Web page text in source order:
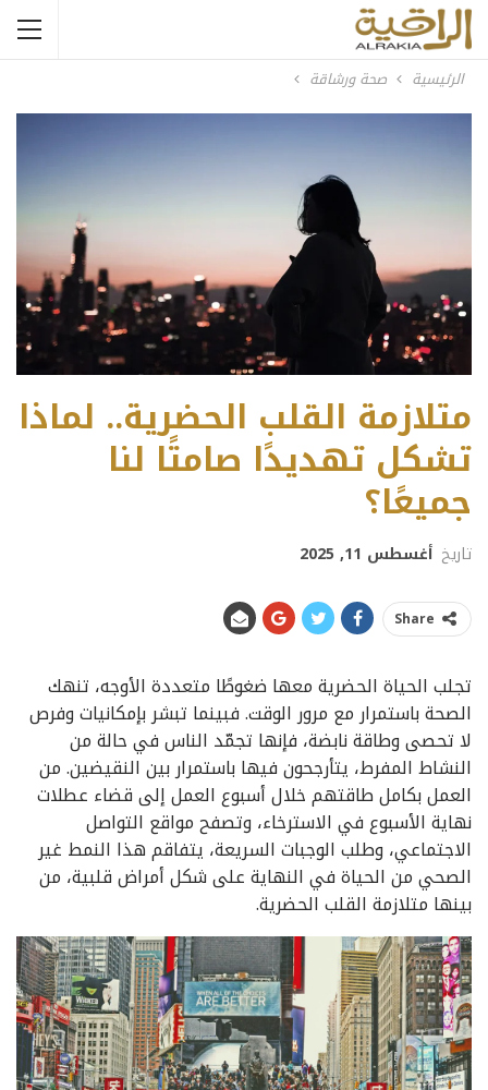
الرئيسية صحة ورشاقة
متلازمة القلب الحضرية.. لماذا
تشكل تهديدًا صامتًا لنا
جميعًا؟
تاريخ أغسطس 11, 2025
Share
تجلب الحياة الحضرية معها ضغوطًا متعددة الأوجه، تنهك
الصحة باستمرار مع مرور الوقت. فبينما تبشر بإمكانيات وفرص
لا تحصى وطاقة نابضة، فإنها تجمّد الناس في حالة من
النشاط المفرط، يتأرجحون فيها باستمرار بين النقيضين. من
العمل بكامل طاقتهم خلال أسبوع العمل إلى قضاء عطلات
نهاية الأسبوع في الاسترخاء، وتصفح مواقع التواصل
الاجتماعي، وطلب الوجبات السريعة، يتفاقم هذا النمط غير
الصحي من الحياة في النهاية على شكل أمراض قلبية، من
بينها متلازمة القلب الحضرية.